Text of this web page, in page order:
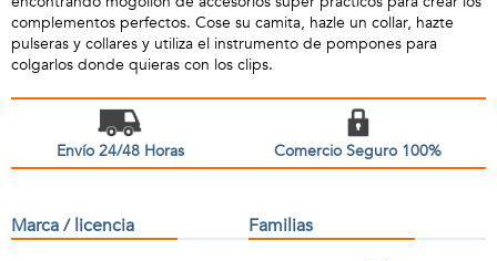
complementos perfectos. Cose su camita, hazle un collar, hazte
pulseras y collares y utiliza el instrumento de pompones para
colgarlos donde quieras con los clips.
Envío 24/48 Horas Comercio Seguro 100%
Marca / licencia Familias